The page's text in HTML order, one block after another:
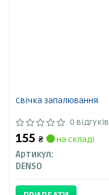
Свічка запалювання
0 відгуків
155 ₴
на складі
Артикул:
DENSO